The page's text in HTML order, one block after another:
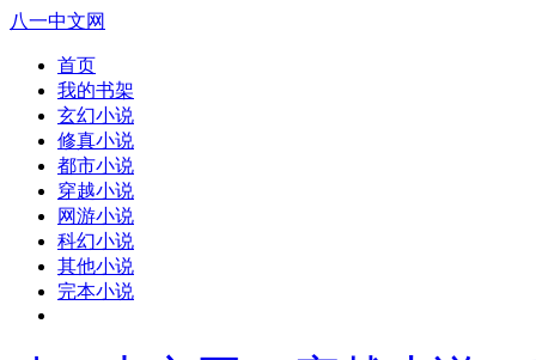
八一中文网
首页
我的书架
玄幻小说
修真小说
都市小说
穿越小说
网游小说
科幻小说
其他小说
完本小说